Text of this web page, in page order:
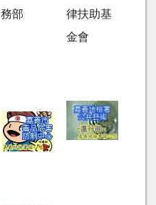
務部
律扶助基
金會